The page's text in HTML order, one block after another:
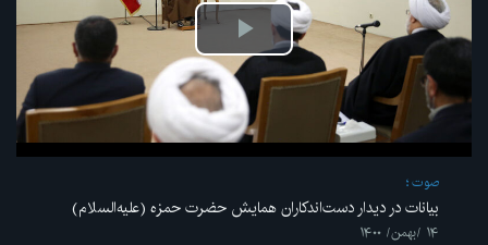
پخش
ویدیو
صوت
بیانات در دیدار دست‌اندکاران همایش حضرت حمزه (علیه‌السلام)
۱۴ /بهمن/ ۱۴۰۰